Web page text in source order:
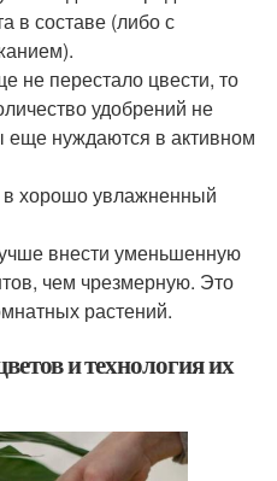
в составе (либо с
не перестало цвести, то
удобрений не
еще нуждаются в активном
хорошо увлажненный
внести уменьшенную
чем чрезмерную. Это
растений.
и технология их